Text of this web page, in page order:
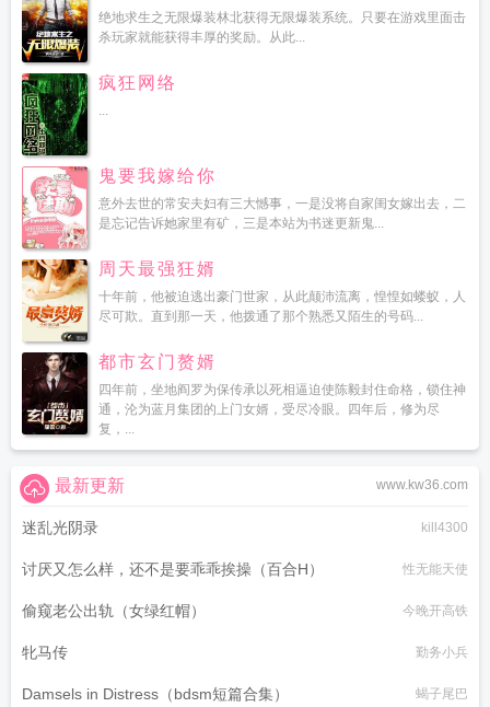
绝地求生之无限爆装林北获得无限爆装系统。只要在游戏里面击
杀玩家就能获得丰厚的奖励。从此...
疯狂网络
...
鬼要我嫁给你
意外去世的常安夫妇有三大憾事，一是没将自家闺女嫁出去，二
是忘记告诉她家里有矿，三是本站为书迷更新鬼...
周天最强狂婿
十年前，他被迫逃出豪门世家，从此颠沛流离，惶惶如蝼蚁，人
尽可欺。直到那一天，他拨通了那个熟悉又陌生的号码...
都市玄门赘婿
四年前，坐地阎罗为保传承以死相逼迫使陈毅封住命格，锁住神
通，沦为蓝月集团的上门女婿，受尽冷眼。四年后，修为尽
复，...
www.kw36.com
最新更新
迷乱光阴录 kill4300
讨厌又怎么样，还不是要乖乖挨操（百合H） 性无能天使
偷窥老公出轨（女绿红帽） 今晚开高铁
牝马传 勤务小兵
Damsels in Distress（bdsm短篇合集） 蝎子尾巴